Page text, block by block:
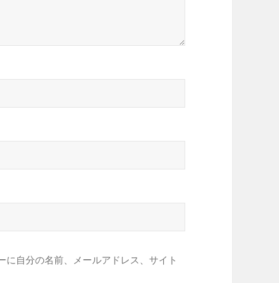
自分の名前、メールアドレス、サイト